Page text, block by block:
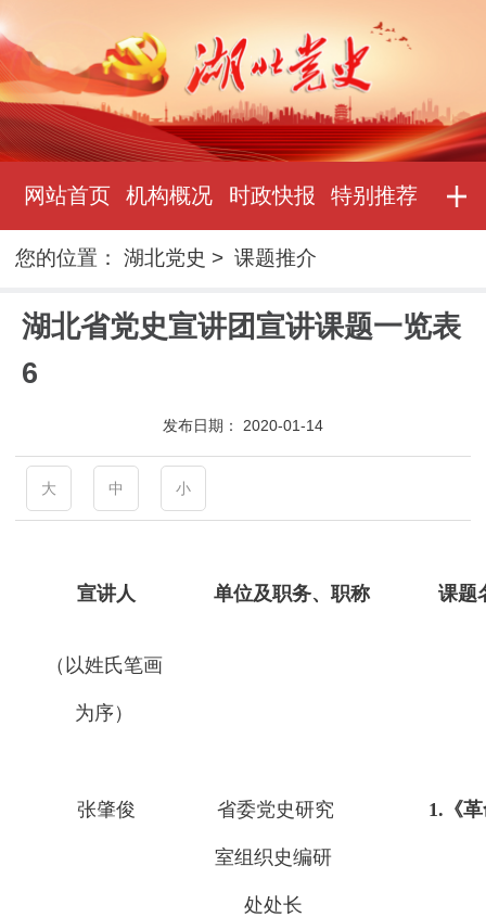
网站首页 机构概况 时政快报 特别推荐
您的位置：湖北党史 >课题推介
湖北省党史宣讲团宣讲课题一览表
6
发布日期： 2020-01-14
大 中 小
宣讲人
（以姓氏笔画
为序）
单位及职务、职称 课题
张肇俊 省委党史研究
室组织史编研
处处长
1.《